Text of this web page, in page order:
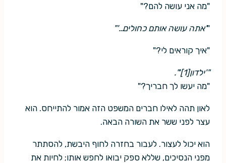
"מה אני עושה להם?"
"'אתה עושה אותם כחולים…'"
"איך קוראים לי?"
"'ילדון[1]'".
"מה יעשו לך חבריך?"
לאון תהה לאילו חברים המשפט הזה אמור להתייחס. הוא
עצר לפני ששר את השורה הבאה.
הוא יכול לעצור. לעבור בחזרה לחוף היבשת, להסתתר
מפני הנסיכים, שללא ספק יבואו לחפש אותו; לחיות את